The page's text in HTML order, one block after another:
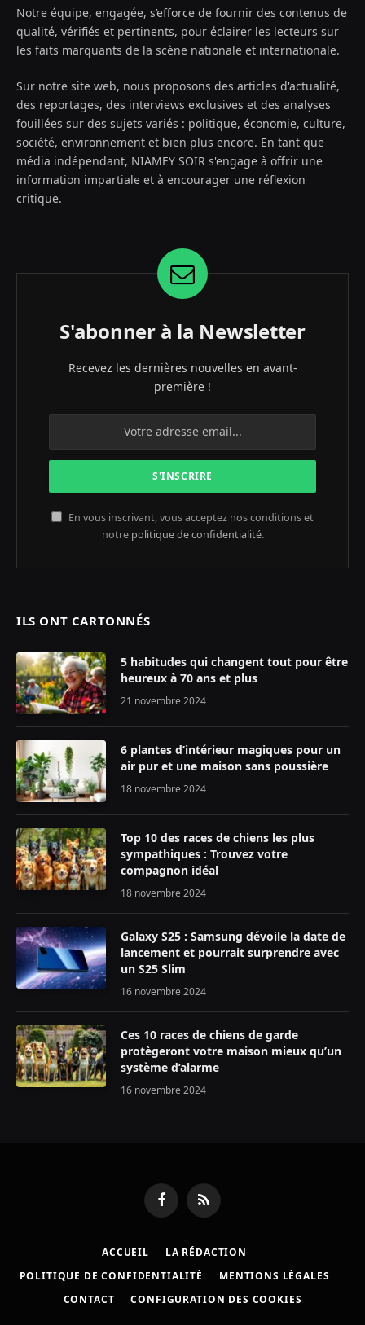
Notre équipe, engagée, s’efforce de fournir des contenus de
qualité, vérifiés et pertinents, pour éclairer les lecteurs sur
les faits marquants de la scène nationale et internationale.
Sur notre site web, nous proposons des articles d'actualité,
des reportages, des interviews exclusives et des analyses
fouillées sur des sujets variés : politique, économie, culture,
société, environnement et bien plus encore. En tant que
média indépendant, NIAMEY SOIR s'engage à offrir une
information impartiale et à encourager une réflexion
critique.
S'abonner à la Newsletter
Recevez les dernières nouvelles en avant-
première !
En vous inscrivant, vous acceptez nos conditions et
notre politique de confidentialité.
ILS ONT CARTONNÉS
5 habitudes qui changent tout pour être
heureux à 70 ans et plus
21 novembre 2024
6 plantes d’intérieur magiques pour un
air pur et une maison sans poussière
18 novembre 2024
Top 10 des races de chiens les plus
sympathiques : Trouvez votre
compagnon idéal
18 novembre 2024
Galaxy S25 : Samsung dévoile la date de
lancement et pourrait surprendre avec
un S25 Slim
16 novembre 2024
Ces 10 races de chiens de garde
protègeront votre maison mieux qu’un
système d’alarme
16 novembre 2024
FacebookRSS
ACCUEIL
LA RÉDACTION
POLITIQUE DE CONFIDENTIALITÉ
MENTIONS LÉGALES
CONTACT
CONFIGURATION DES COOKIES